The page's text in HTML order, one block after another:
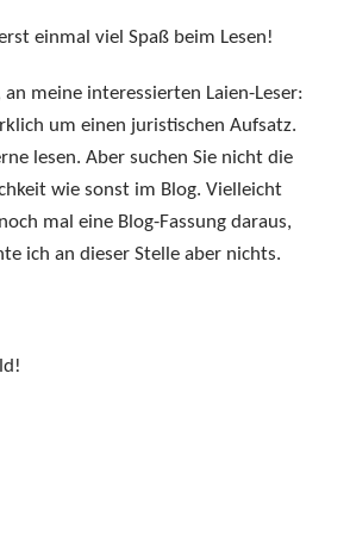
einmal viel Spaß beim Lesen!
meine interessierten Laien-Leser:
um einen juristischen Aufsatz.
lesen. Aber suchen Sie nicht die
wie sonst im Blog. Vielleicht
mal eine Blog-Fassung daraus,
ich an dieser Stelle aber nichts.